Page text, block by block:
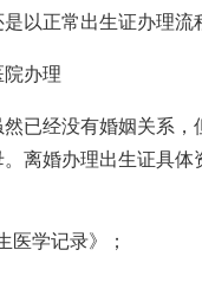
以正常出生证办理流
办理
已经没有婚姻关系，
离婚办理出生证具体
医学记录》；